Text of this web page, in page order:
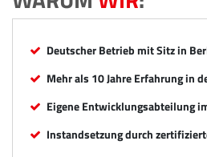
Deutscher Betrieb mit Sitz in
Mehr als 10 Jahre Erfahrung in
Eigene Entwicklungsabteilung
Instandsetzung durch